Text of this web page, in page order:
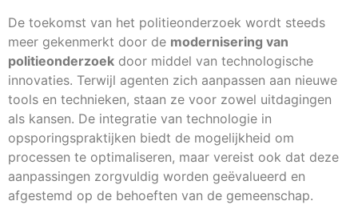
De toekomst van het politieonderzoek wordt steeds
meer gekenmerkt door de modernisering van
politieonderzoek door middel van technologische
innovaties. Terwijl agenten zich aanpassen aan nieuwe
tools en technieken, staan ze voor zowel uitdagingen
als kansen. De integratie van technologie in
opsporingspraktijken biedt de mogelijkheid om
processen te optimaliseren, maar vereist ook dat deze
aanpassingen zorgvuldig worden geëvalueerd en
afgestemd op de behoeften van de gemeenschap.